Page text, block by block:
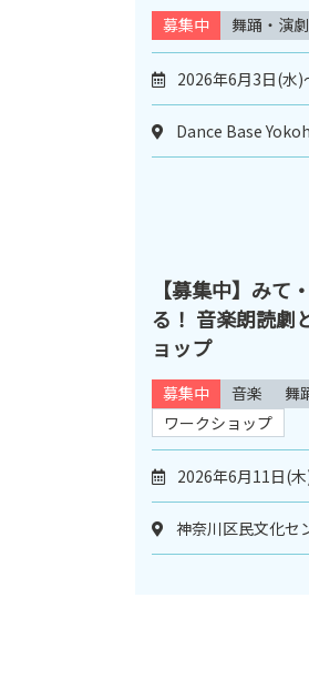
募集中 舞踊・演劇
2026年6月3日(水
Dance Base
【募集中】みて
る！ 音楽朗読劇
ョップ
募集中 音楽 舞
ワークショップ
2026年6月11日(
神奈川区民文化セ